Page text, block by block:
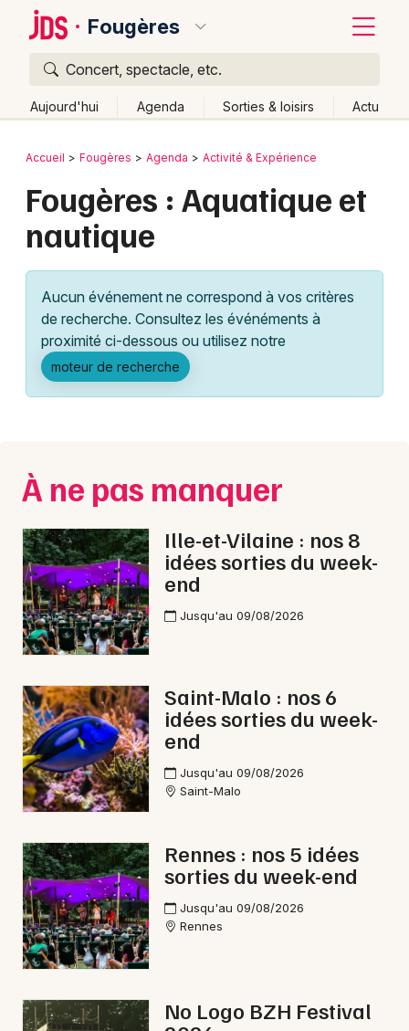
Fougères
Concert, spectacle, etc.
Aujourd'hui Agenda Sorties & loisirs Actu
Publier un événement
Grands événements
Activité & Expérience
Manifestations
Foires & salons
Concerts
Sports
Soirées
Sorties famille
Sorties & loisirs
Aquatique nautique en Ille-et-Vilaine
Aquatique nautique en Bretagne
Newsletter des sorties
Artistes en tournée
Actus à Fougères
Bordeaux
Colmar
Lille
Lyon
Marseille
Mulhouse
Nice
Paris
Strasbourg
Toulouse
Toutes les villes
Retour
Accueil Fougères Agenda Activité & Expérience
Fougères : Aquatique et
nautique
Aucun événement ne correspond à vos critères
de recherche. Consultez les événéments à
proximité ci-dessous ou utilisez notre
moteur de recherche
À ne pas manquer
Ille-et-Vilaine : nos 8
idées sorties du week-
end
Jusqu'au 09/08/2026
Saint-Malo : nos 6
idées sorties du week-
end
Jusqu'au 09/08/2026
Saint-Malo
Rennes : nos 5 idées
sorties du week-end
Jusqu'au 09/08/2026
Rennes
No Logo BZH Festival
Quoi ?
Où ?
Partout
Près de moi Changer de lieu
Quand ?
Aujourd'hui
Demain Ce week-end Autre